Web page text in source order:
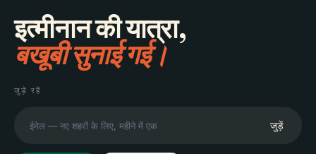
इत्मीनान की यात्रा,
बखूबी सुनाई गई।
जुड़े रहें
जुड़ें